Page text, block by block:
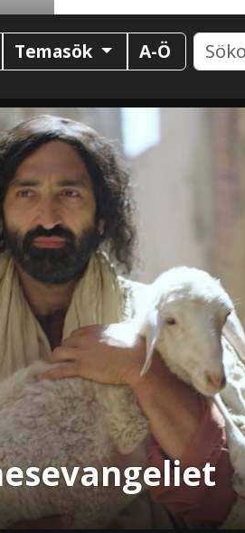
Temasök A-Ö